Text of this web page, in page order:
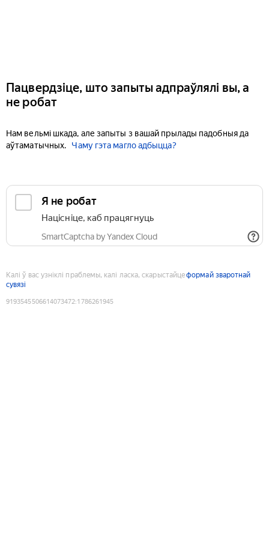
Пацвердзіце, што запыты адпраўлялі вы, а
не робат
Нам вельмі шкада, але запыты з вашай прылады падобныя да
аўтаматычных.
Чаму гэта магло адбыцца?
Я не робат
Націсніце, каб працягнуць
SmartCaptcha by Yandex Cloud
Калі ў вас узніклі праблемы, калі ласка, скарыстайцеформай зваротнай
сувязі
9193545506614073472:1786261945